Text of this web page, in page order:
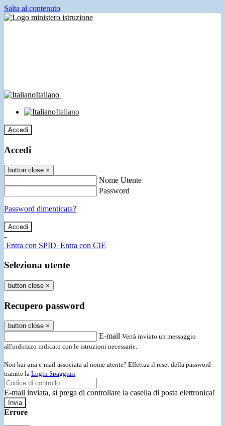
Salta al contenuto
Italiano
Italiano
Accedi
Accedi
button close ×
Nome Utente
Password
Password dimenticata?
-
Entra con SPID Entra con CIE
Seleziona utente
button close ×
Recupero password
button close ×
E-mail Verrà inviato un messaggio
all'indirizzo indicato con le istruzioni necessarie.
Non hai una e-mail associata al nome utente? Effettua il reset della password
tramite la Login Spaggiari
E-mail inviata, si prega di controllare la casella di posta elettronica!
Errore